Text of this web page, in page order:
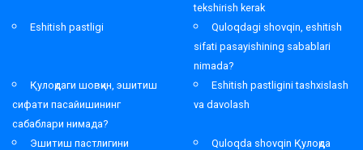
tekshirish kerak
Eshitish pastligi
Quloqdagi shovqin, eshitish
sifati pasayishining sabablari
nimada?
Қулоқдаги шовқин, эшитиш
сифати пасайишининг
сабаблари нимада?
Eshitish pastligini tashxislash
va davolash
Эшитиш пастлигини
Quloqda shovqin Қулоқда